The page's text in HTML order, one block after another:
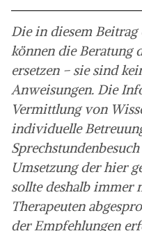
Die in diesem
können die Beratung
ersetzen – sie sind
Anweisungen. Die
Vermittlung von
individuelle
Umsetzung der hier
sollte deshalb immer
Therapeuten
der Empfehlungen